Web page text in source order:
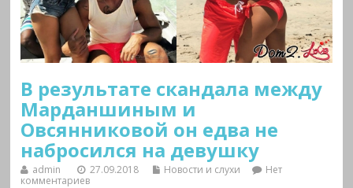
В результате скандала между
Марданшиным и
Овсянниковой он едва не
набросился на девушку
admin 27.09.2018 Новости и слухи
Нет
комментариев